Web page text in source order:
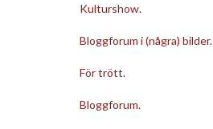
Kulturshow.
Bloggforum i (några) bilder.
För trött.
Bloggforum.